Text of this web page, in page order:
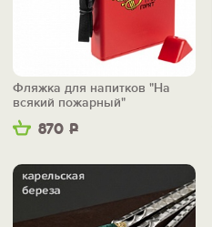
870 Р
Фляжка для напитков "На
всякий пожарный"